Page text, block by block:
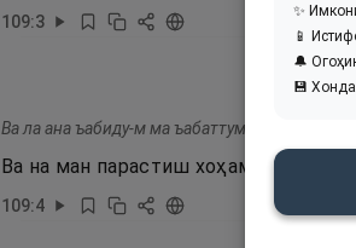
109:3
Ва ла ана ъабиду-м ма ъабаттум.
Ва на ман парастиш хоҳам кард он
109:4
✨
📱
🔔
💾